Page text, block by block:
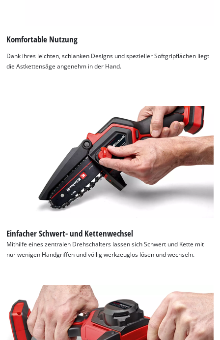
Komfortable Nutzung
Dank ihres leichten, schlanken Designs und spezieller Softgripflächen liegt
die Astkettensäge angenehm in der Hand.
Einfacher Schwert- und Kettenwechsel
Mithilfe eines zentralen Drehschalters lassen sich Schwert und Kette mit
nur wenigen Handgriffen und völlig werkzeuglos lösen und wechseln.